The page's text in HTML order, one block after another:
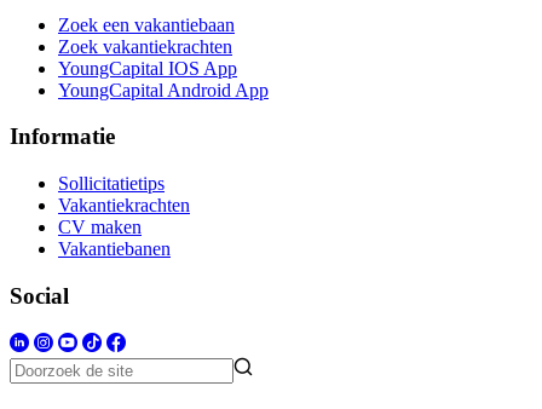
Zoek een vakantiebaan
Zoek vakantiekrachten
YoungCapital IOS App
YoungCapital Android App
Informatie
Sollicitatietips
Vakantiekrachten
CV maken
Vakantiebanen
Social